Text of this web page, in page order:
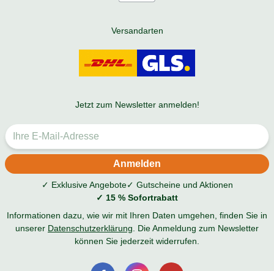
Versandarten
Jetzt zum Newsletter anmelden!
✓ Exklusive Angebote✓ Gutscheine und Aktionen
✓ 15 % Sofortrabatt
Informationen dazu, wie wir mit Ihren Daten umgehen, finden Sie in
unserer Datenschutzerklärung . Die Anmeldung zum Newsletter
können Sie jederzeit widerrufen.